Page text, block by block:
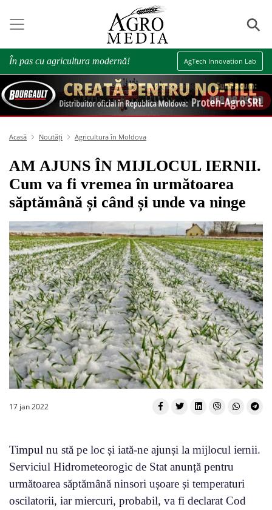
⚲
În pas cu agricultura modernă! AgTech Innovation Lab
Acasă Noutăți Agricultura în Moldova
AM AJUNS ÎN MIJLOCUL IERNII.
Cum va fi vremea în următoarea
săptămână și când și unde va ninge
17 jan 2022
Timpul nu stă pe loc și iată-ne ajunși la mijlocul iernii.
Serviciul Hidrometeorogic de Stat anunță pentru
următoarea săptămână ninsori ușoare și temperaturi
oscilatorii, iar miercuri, probabil, va fi declarat Cod